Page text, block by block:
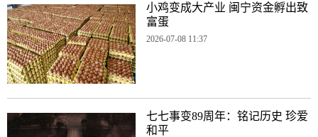
小鸡变成大产业 闽宁资金孵出致
富蛋
2026-07-08 11:37
七七事变89周年：铭记历史 珍爱
和平